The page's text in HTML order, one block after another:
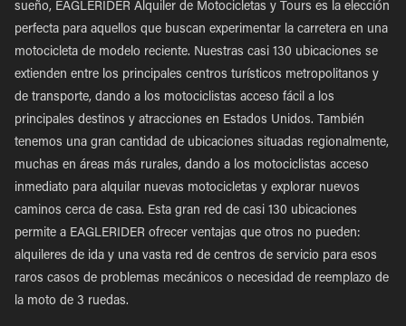
sueño, EAGLERIDER Alquiler de Motocicletas y Tours es la elección
perfecta para aquellos que buscan experimentar la carretera en una
motocicleta de modelo reciente. Nuestras casi 130 ubicaciones se
extienden entre los principales centros turísticos metropolitanos y
de transporte, dando a los motociclistas acceso fácil a los
principales destinos y atracciones en Estados Unidos. También
tenemos una gran cantidad de ubicaciones situadas regionalmente,
muchas en áreas más rurales, dando a los motociclistas acceso
inmediato para alquilar nuevas motocicletas y explorar nuevos
caminos cerca de casa. Esta gran red de casi 130 ubicaciones
permite a EAGLERIDER ofrecer ventajas que otros no pueden:
alquileres de ida y una vasta red de centros de servicio para esos
raros casos de problemas mecánicos o necesidad de reemplazo de
la moto de 3 ruedas.